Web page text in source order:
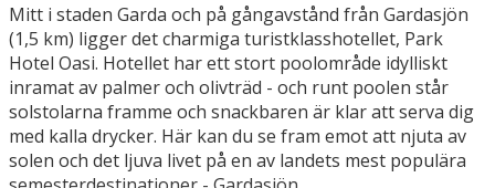
Mitt i staden Garda och på gångavstånd från Gardasjön
(1,5 km) ligger det charmiga turistklasshotellet, Park
Hotel Oasi. Hotellet har ett stort poolområde idylliskt
inramat av palmer och olivträd - och runt poolen står
solstolarna framme och snackbaren är klar att serva dig
med kalla drycker. Här kan du se fram emot att njuta av
solen och det ljuva livet på en av landets mest populära